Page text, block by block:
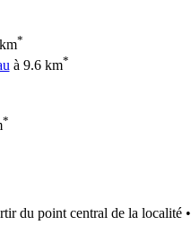
*
à 9.6 km*
*
du point central de la localité •